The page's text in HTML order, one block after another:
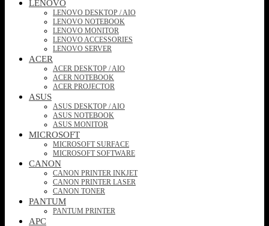
LENOVO
LENOVO DESKTOP / AIO
LENOVO NOTEBOOK
LENOVO MONITOR
LENOVO ACCESSORIES
LENOVO SERVER
ACER
ACER DESKTOP / AIO
ACER NOTEBOOK
ACER PROJECTOR
ASUS
ASUS DESKTOP / AIO
ASUS NOTEBOOK
ASUS MONITOR
MICROSOFT
MICROSOFT SURFACE
MICROSOFT SOFTWARE
CANON
CANON PRINTER INKJET
CANON PRINTER LASER
CANON TONER
PANTUM
PANTUM PRINTER
APC